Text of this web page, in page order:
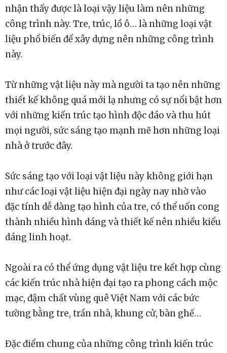
nhận thấy được là loại vậy liệu làm nên những
công trình này. Tre, trúc, lồ ô… là những loại vật
liệu phổ biến để xây dựng nên những công trình
này.
Từ những vật liệu này mà người ta tạo nên những
thiết kế không quá mới lạ nhưng có sự nổi bật hơn
với những kiến trúc tạo hình độc đáo và thu hút
mọi người, sức sáng tạo mạnh mẽ hơn những loại
nhà ở trước đây.
Sức sáng tạo với loại vật liệu này không giới hạn
như các loại vật liệu hiện đại ngày nay nhờ vào
đặc tính dễ dàng tạo hình của tre, có thể uốn cong
thành nhiều hình dáng và thiết kế nên nhiều kiểu
dáng linh hoạt.
Ngoài ra có thể ứng dụng vật liệu tre kết hợp cùng
các kiến trúc nhà hiện đại tạo ra phong cách mộc
mạc, đậm chất vùng quê Việt Nam với các bức
tường bằng tre, trần nhà, khung cử, bàn ghế…
Đặc điểm chung của những công trình kiến trúc